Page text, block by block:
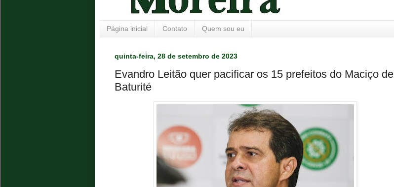
Página inicial Contato Quem sou eu
quinta-feira, 28 de setembro de 2023
Evandro Leitão quer pacificar os 15 prefeitos do Maciço de
Baturité